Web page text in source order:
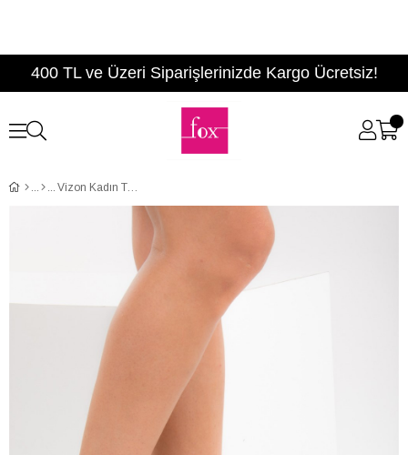
400 TL ve Üzeri Siparişlerinizde Kargo Ücretsiz!
Vizon Kadın Topuklu E340000202